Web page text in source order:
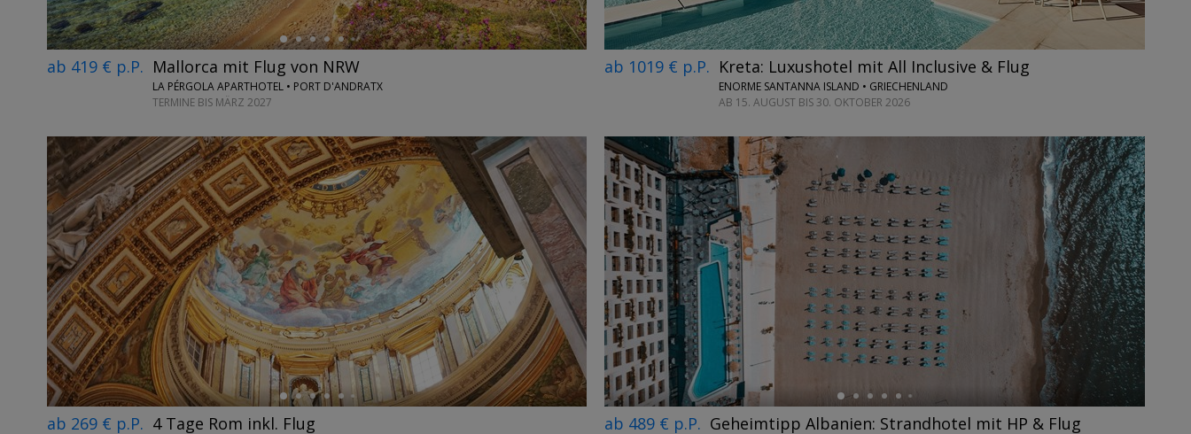
ab 419 € p.P. Mallorca mit Flug von NRW
LA PÉRGOLA APARTHOTEL • PORT D'ANDRATX
TERMINE BIS MÄRZ 2027
ab 1019 € p.P. Kreta: Luxushotel mit All Inclusive & Flug
ENORME SANTANNA ISLAND • GRIECHENLAND
AB 15. AUGUST BIS 30. OKTOBER 2026
← →
ab 269 € p.P. 4 Tage Rom inkl. Flug
←
ab 489 € p.P. Geheimtipp Albanien: Strandhotel mit HP & Flug